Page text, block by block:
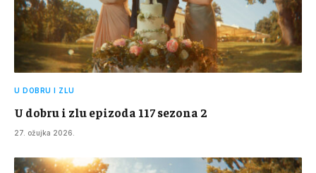
U DOBRU I ZLU
U dobru i zlu epizoda 117 sezona 2
27. ožujka 2026.